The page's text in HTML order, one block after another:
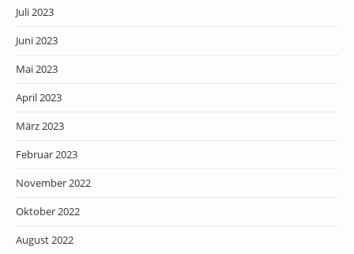
Juli 2023
Juni 2023
Mai 2023
April 2023
März 2023
Februar 2023
November 2022
Oktober 2022
August 2022